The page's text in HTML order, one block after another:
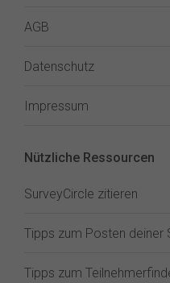
AGB
Datenschutz
Impressum
Nützliche Ressourcen
SurveyCircle zitieren
Tipps zum Posten deiner
Tipps zum